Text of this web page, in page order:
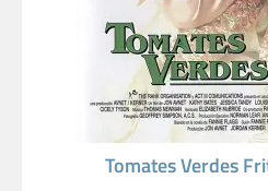
Tomates Verdes